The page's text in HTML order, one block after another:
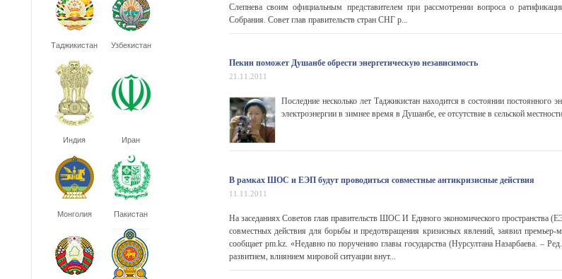
Таджикистан Узбекистан
Индия Иран
Монголия Пакистан
Слепнева своим официальным представителем при рассмотрении вопроса о
Собрания. Совет глав правительств стран СНГ р...
Пекин поможет Душанбе обрести энергетическую независимость
21.11.2011
Последние несколько лет Таджикистан находится в состоянии постоянного
электроэнергии в зимнее время в Душанбе, ее отсутствие в сельской
В рамках ШОС и ЕЭП будут проводиться совместные антикризисные действия
11.11.2011
На заседаниях Советов глав правительств ШОС И Единого экономического пространства
совместных действия для борьбы и предотвращения кризисных явлений, заявил
сообщает pm.kz. «Недавно по поручению главы государства (Нурсултана Назарбаева. –
развитием, влиянием мировой ситуации внут...